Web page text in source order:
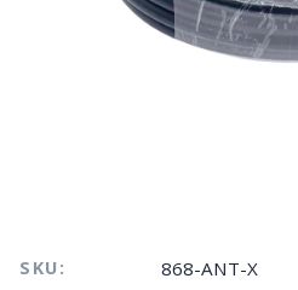
SKU: 868-ANT-X